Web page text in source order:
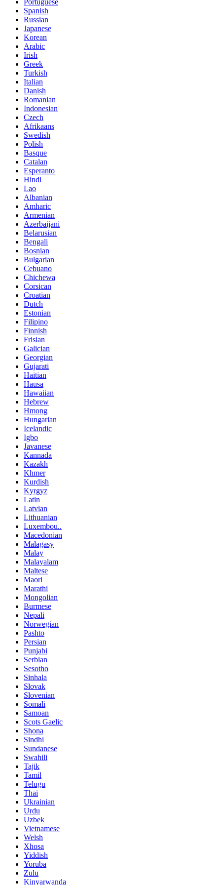
Portuguese
Spanish
Russian
Japanese
Korean
Arabic
Irish
Greek
Turkish
Italian
Danish
Romanian
Indonesian
Czech
Afrikaans
Swedish
Polish
Basque
Catalan
Esperanto
Hindi
Lao
Albanian
Amharic
Armenian
Azerbaijani
Belarusian
Bengali
Bosnian
Bulgarian
Cebuano
Chichewa
Corsican
Croatian
Dutch
Estonian
Filipino
Finnish
Frisian
Galician
Georgian
Gujarati
Haitian
Hausa
Hawaiian
Hebrew
Hmong
Hungarian
Icelandic
Igbo
Javanese
Kannada
Kazakh
Khmer
Kurdish
Kyrgyz
Latin
Latvian
Lithuanian
Luxembou..
Macedonian
Malagasy
Malay
Malayalam
Maltese
Maori
Marathi
Mongolian
Burmese
Nepali
Norwegian
Pashto
Persian
Punjabi
Serbian
Sesotho
Sinhala
Slovak
Slovenian
Somali
Samoan
Scots Gaelic
Shona
Sindhi
Sundanese
Swahili
Tajik
Tamil
Telugu
Thai
Ukrainian
Urdu
Uzbek
Vietnamese
Welsh
Xhosa
Yiddish
Yoruba
Zulu
Kinyarwanda